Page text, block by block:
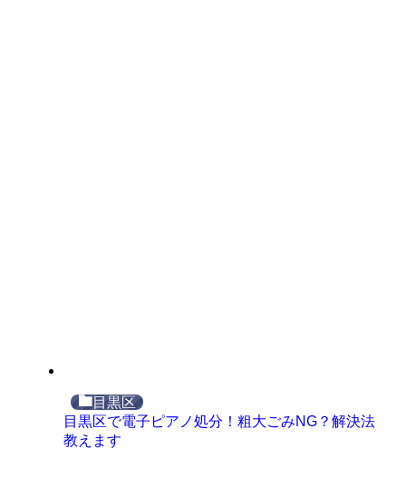
目黒区
目黒区で電子ピアノ処分！粗大ごみNG？解決法
教えます